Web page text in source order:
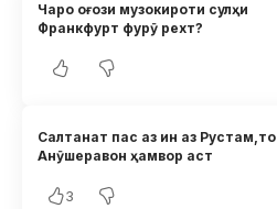
Чаро оғози музокироти сулҳи
Франкфурт фурӯ рехт?
Салтанат пас аз ин аз Рустам,то
Анӯшеравон ҳамвор аст
3